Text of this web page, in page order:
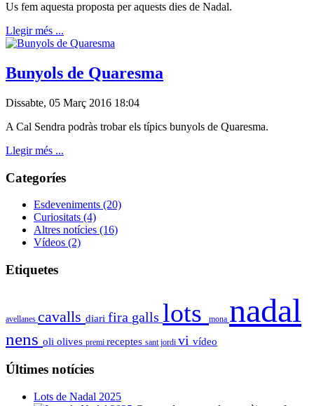
Us fem aquesta proposta per aquests dies de Nadal.
Llegir més ...
Bunyols de Quaresma
Dissabte, 05 Març 2016 18:04
A Cal Sendra podràs trobar els típics bunyols de Quaresma.
Llegir més ...
Categoríes
Esdeveniments (20)
Curiositats (4)
Altres notícies (16)
Vídeos (2)
Etiquetes
avellanes cavalls diari fira galls lots mona nadal
nens oli olives premi receptes sant jordi vi vídeo
Últimes notícies
Lots de Nadal 2025